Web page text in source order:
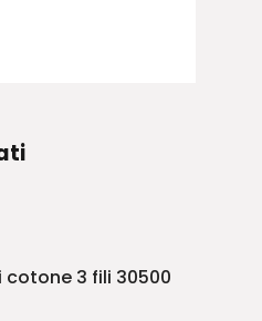
3 fili 30500